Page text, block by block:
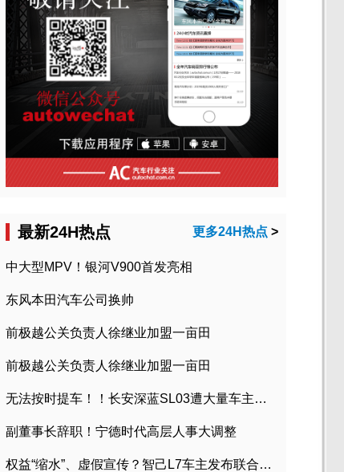
最新24H热点 更多24H热点 >
中大型MPV！银河V900首发亮相
东风本田汽车公司换帅
前极越公关负责人徐继业加盟一亩田
前极越公关负责人徐继业加盟一亩田
无法按时提车！！长安深蓝SL03遭大量车主投诉
副董事长辞职！宁德时代高层人事大调整
权益“缩水”、虚假宣传？智己L7车主发布联合维权声明